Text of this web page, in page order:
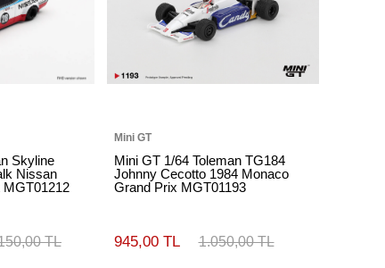
Skyline
Nissan
MGT01212
TL
Mini GT
Mini GT 1/64 Toleman TG184
Johnny Cecotto 1984 Monaco
Grand Prix MGT01193
1.050,00 TL
945,00 TL